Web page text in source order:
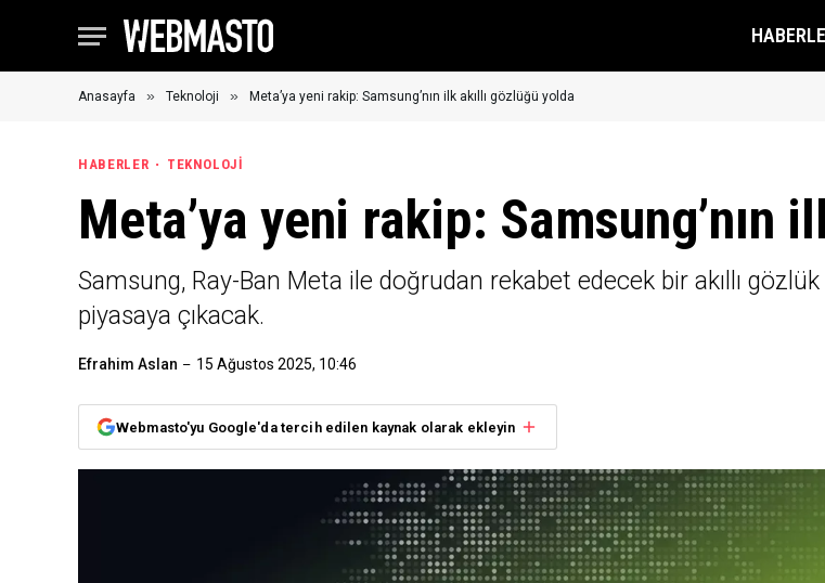
Anasayfa » Teknoloji » Meta’ya yeni rakip: Samsung’nın ilk akıllı gözlüğü yolda
HABERLER TEKNOLOJI
Meta’ya yeni rakip: Samsung’nın
Samsung, Ray-Ban Meta ile doğrudan rekabet edecek bir akıllı
piyasaya çıkacak.
Efrahim Aslan 15 Ağustos 2025, 10:46
Webmasto'yu Google'da tercih edilen kaynak olarak ekleyin